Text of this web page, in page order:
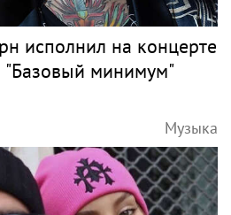
исполнил на концерте
минимум"
Музыка